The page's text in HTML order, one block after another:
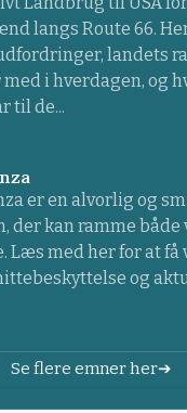
langs Route 66.
landets
i hverdagen, og
til de...
er en alvorlig og
der kan ramme både
Læs med her for at få
og
Se flere emner her